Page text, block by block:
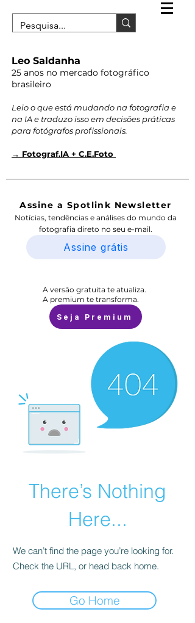
Leo Saldanha
25 anos no mercado fotográfico
brasileiro
Leio o que está mudando na fotografia e
na IA e traduzo isso em decisões práticas
para fotógrafos profissionais.
→ Fotograf.IA + C.E.Foto
Assine a Spotlink Newsletter
Notícias, tendências e análises do mundo da
fotografia direto no seu e-mail.
Assine grátis
A versão gratuita te atualiza.
A premium te transforma.
Seja Premium
There’s Nothing
Here...
We can’t find the page you’re looking for.
Check the URL, or head back home.
Go Home